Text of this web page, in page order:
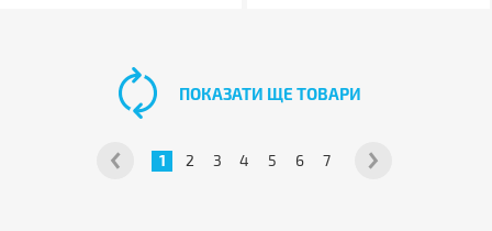
1 2 3 4 5 6 7
ПОКАЗАТИ ЩЕ ТОВАРИ